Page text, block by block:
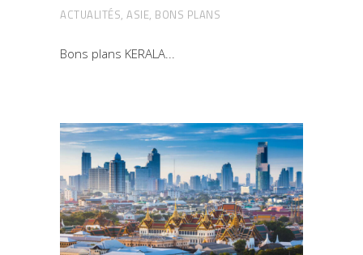
ACTUALITÉS, ASIE, BONS PLANS
Bons plans KERALA